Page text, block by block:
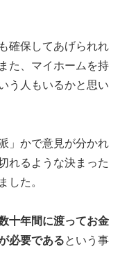
確保してあげられれ
た、マイホームを持
う人もいるかと思い
」かで意見が分かれ
れるような決まった
した。
十年間に渡ってお金
必要であるという事